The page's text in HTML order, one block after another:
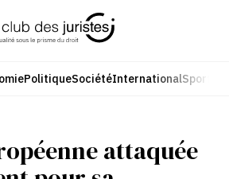
PolitiqueSociétéInternationalSport
attaquée